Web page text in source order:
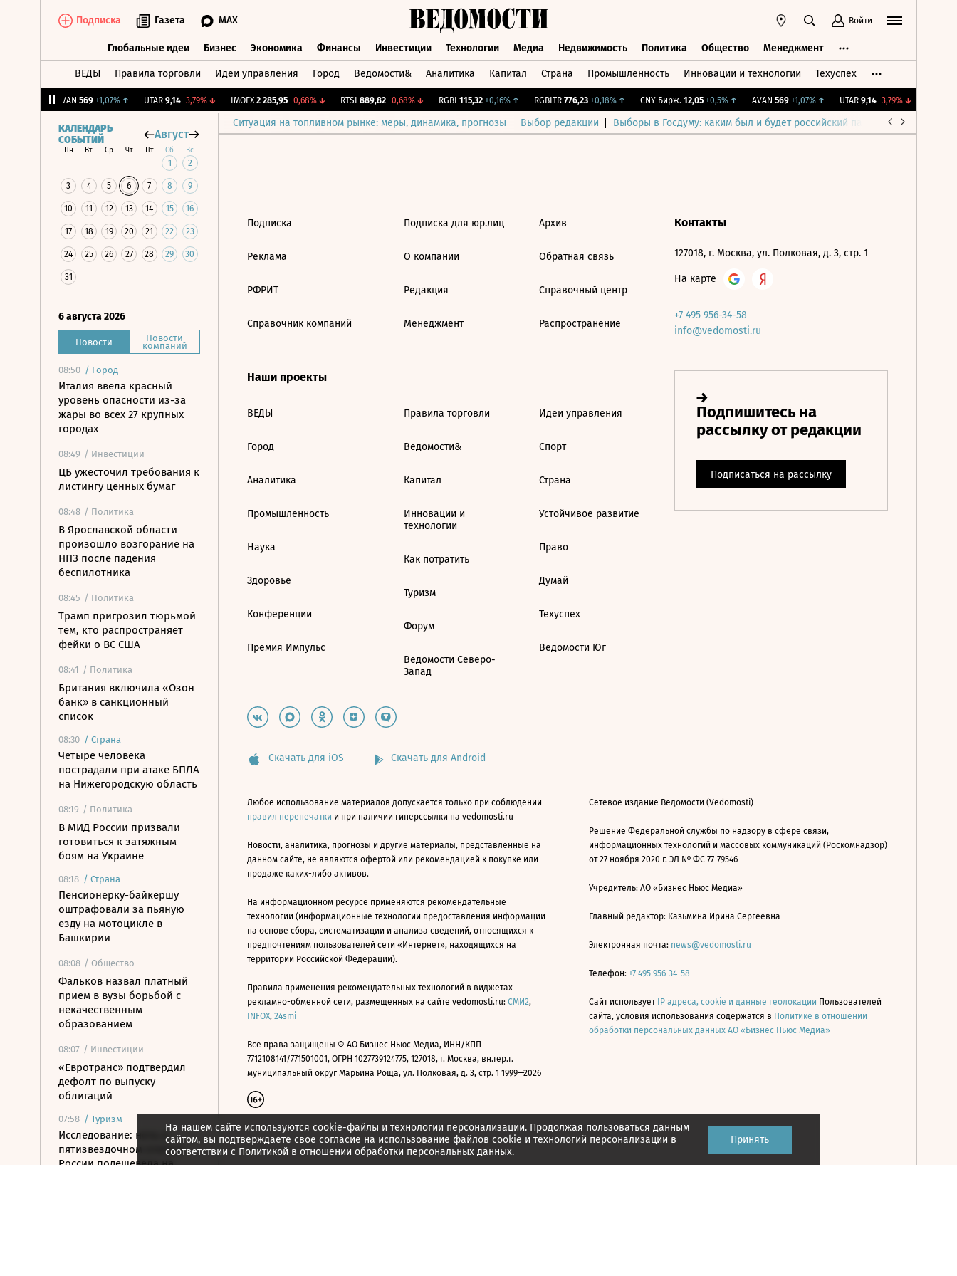
Подписка Газета MAX Войти
Глобальные идеи Бизнес Экономика Финансы Инвестиции Технологии Медиа Недвижимость Политика Общество Менеджмент
ВЕДЫ Правила торговли Идеи управления Город Ведомости& Аналитика Капитал Страна Промышленность Инновации и технологии Техуспех
AVAN 569 +1,07%↑ UTAR 9,14 -3,79%↓ IMOEX 2 285,95 -0,68%↓ RTSI 889,82 -0,68%↓ RGBI 115,32 +0,16%↑ RGBITR 776,23 +0,18%↑ CNY Бирж. 12,05 +0,5%↑ AVAN 569 +1,07%↑ UTAR 9,14 -3,79%↓
Ситуация на топливном рынке: меры, динамика, прогнозы Выбор редакции Выборы в Госдуму: каким был и будет российский парламент
КАЛЕНДАРЬ
СОБЫТИЙ
Август
Пн Вт Ср Чт Пт Сб Вс
1 2
3 4 5 6 7 8 9
10 11 12 13 14 15 16
17 18 19 20 21 22 23
24 25 26 27 28 29 30
31
6 августа 2026
Новости Новости
компаний
08:50 / Город
Италия ввела красный
уровень опасности из-за
жары во всех 27 крупных
городах
08:49 / Инвестиции
ЦБ ужесточил требования к
листингу ценных бумаг
08:48 / Политика
В Ярославской области
произошло возгорание на
НПЗ после падения
беспилотника
08:45 / Политика
Трамп пригрозил тюрьмой
тем, кто распространяет
фейки о ВС США
08:41 / Политика
Британия включила «Озон
банк» в санкционный
список
08:30 / Страна
Четыре человека
пострадали при атаке БПЛА
на Нижегородскую область
08:19 / Политика
В МИД России призвали
готовиться к затяжным
боям на Украине
08:18 / Страна
Пенсионерку-байкершу
оштрафовали за пьяную
езду на мотоцикле в
Башкирии
08:08 / Общество
Фальков назвал платный
прием в вузы борьбой с
некачественным
образованием
08:07 / Инвестиции
«Евротранс» подтвердил
дефолт по выпуску
облигаций
07:58 / Туризм
Исследование: ночь в
пятизвездочном отеле в
России подешевела на
На нашем сайте используются cookie-файлы и технологии персонализации. Продолжая пользоваться данным
сайтом, вы подтверждаете свое согласие на использование файлов cookie и технологий персонализации в
соответствии с Политикой в отношении обработки персональных данных.
Принять
Подписка
Реклама
РФРИТ
Справочник компаний
Подписка для юр.лиц
О компании
Редакция
Менеджмент
Архив
Обратная связь
Справочный центр
Распространение
Наши проекты
ВЕДЫ
Город
Аналитика
Промышленность
Наука
Здоровье
Конференции
Премия Импульс
Правила торговли
Ведомости&
Капитал
Инновации и
технологии
Как потратить
Туризм
Форум
Ведомости Северо-
Запад
Идеи управления
Спорт
Страна
Устойчивое развитие
Право
Думай
Техуспех
Ведомости Юг
Контакты
127018, г. Москва, ул. Полковая, д. 3, стр. 1
На карте
+7 495 956-34-58
info@vedomosti.ru
Скачать для iOS Скачать для Android
Любое использование материалов допускается только при соблюдении
правил перепечатки и при наличии гиперссылки на vedomosti.ru
Новости, аналитика, прогнозы и другие материалы, представленные на
данном сайте, не являются офертой или рекомендацией к покупке или
продаже каких-либо активов.
На информационном ресурсе применяются рекомендательные
технологии (информационные технологии предоставления информации
на основе сбора, систематизации и анализа сведений, относящихся к
предпочтениям пользователей сети «Интернет», находящихся на
территории Российской Федерации).
Правила применения рекомендательных технологий в виджетах
рекламно-обменной сети, размещенных на сайте vedomosti.ru: СМИ2,
INFOX, 24smi
Все права защищены © АО Бизнес Ньюс Медиа, ИНН/КПП
7712108141/771501001, ОГРН 1027739124775, 127018, г. Москва, вн.тер.г.
муниципальный округ Марьина Роща, ул. Полковая, д. 3, стр. 1 1999—2026
Сетевое издание Ведомости (Vedomosti)
Решение Федеральной службы по надзору в сфере связи,
информационных технологий и массовых коммуникаций (Роскомнадзор)
от 27 ноября 2020 г. ЭЛ № ФС 77-79546
Учредитель: АО «Бизнес Ньюс Медиа»
Главный редактор: Казьмина Ирина Сергеевна
Электронная почта: news@vedomosti.ru
Телефон: +7 495 956-34-58
Сайт использует IP адреса, cookie и данные геолокации Пользователей
сайта, условия использования содержатся в Политике в отношении
обработки персональных данных АО «Бизнес Ньюс Медиа»